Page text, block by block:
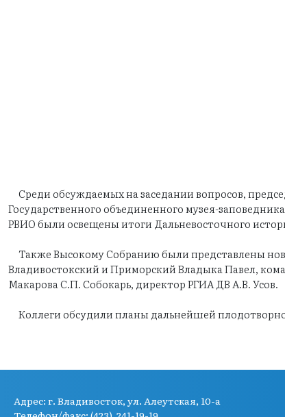
Среди обсуждаемых на заседании вопросов,
Государственного объединенного музея-
РВИО были освещены итоги Дальневосточного
Также Высокому Собранию были представлены
Владивостокский и Приморский Владыка Павел,
Макарова С.П. Собокарь, директор РГИА ДВ А.В. Усов.
Коллеги обсудили планы дальнейшей
Адрес: г. Владивосток, ул. Алеутская, 10-а